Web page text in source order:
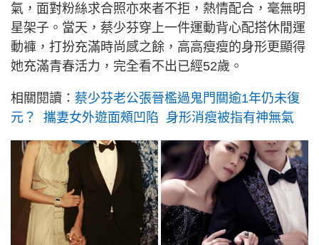
氣，面對粉絲求合照亦來者不拒，熱情配合，毫無明
星架子。當天，蔡少芬穿上一件運動背心配搭休閒運
動褲，打扮充滿時尚感之餘，高高瘦瘦的身形更顯得
她充滿青春活力，完全看不出已經52歲。
相關閱讀： 蔡少芬老公張晉檻過鬼門關逾1年仍未復
元？ 攜妻女外遊面頰凹陷 身形消瘦被指有神無氣